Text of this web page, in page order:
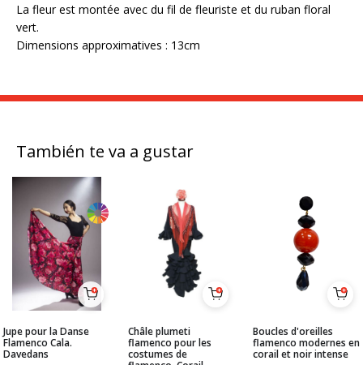
La fleur est montée avec du fil de fleuriste et du ruban floral
vert.
Dimensions approximatives : 13cm
También te va a gustar
Jupe pour la Danse
Flamenco Cala.
Davedans
Châle plumeti
flamenco pour les
costumes de
Boucles d'oreilles
flamenco modernes en
corail et noir intense